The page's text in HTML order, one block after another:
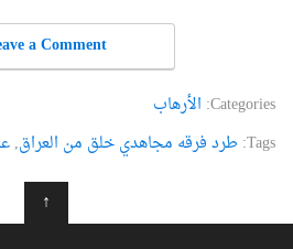
a Comment
Categories: الأرهاب
Tags: طرد فرقه مجاهدي خلق من العراق,
↑